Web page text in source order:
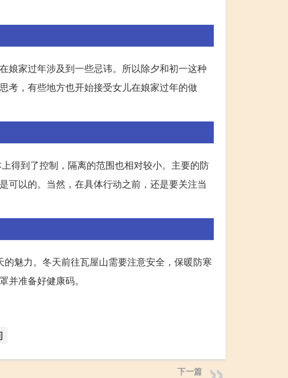
娘家过年涉及到一些忌讳。所以除夕和初一这种
考，有些地方也开始接受女儿在娘家过年的做
得到了控制，隔离的范围也相对较小。主要的防
可以的。当然，在具体行动之前，还是要关注当
魅力。冬天前往瓦屋山需要注意安全，保暖防寒
准备好健康码。
下一篇